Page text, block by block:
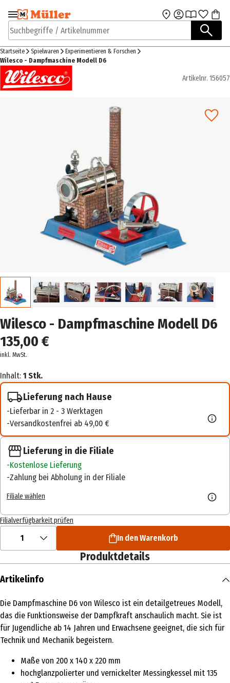
Zur Navigation
springen
Zum Hauptinhalt
Suchbegriffe / Artikelnummer
Startseite Spielwaren
Experimentieren & Forschen
Wilesco - Dampfmaschine Modell D6
Artikelnr. 156057
Wilesco - Dampfmaschine Modell D6
135,00 €
inkl. MwSt.
Inhalt: 1 Stk.
Lieferung nach Hause
Lieferbar in 2 - 3 Werktagen
Versandkostenfrei ab 49,00 €
Lieferung in die Filiale
Kostenlose Lieferung
Zahlung bei Abholung in der Filiale
Filiale wählen
Filialverfügbarkeit prüfen
1 In den Warenkorb
Produktdetails
Artikelinfo
Die Dampfmaschine D6 von Wilesco ist ein detailgetreues Modell,
das die Funktionsweise der Dampfkraft anschaulich macht. Sie ist
für Jugendliche ab 14 Jahren und Erwachsene geeignet, die sich für
Technik und Mechanik begeistern.
Maße von 200 x 140 x 220 mm
hochglanzpolierter und vernickelter Messingkessel mit 135